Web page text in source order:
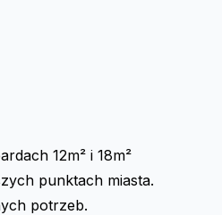
12m² i 18m²
punktach miasta.
potrzeb.